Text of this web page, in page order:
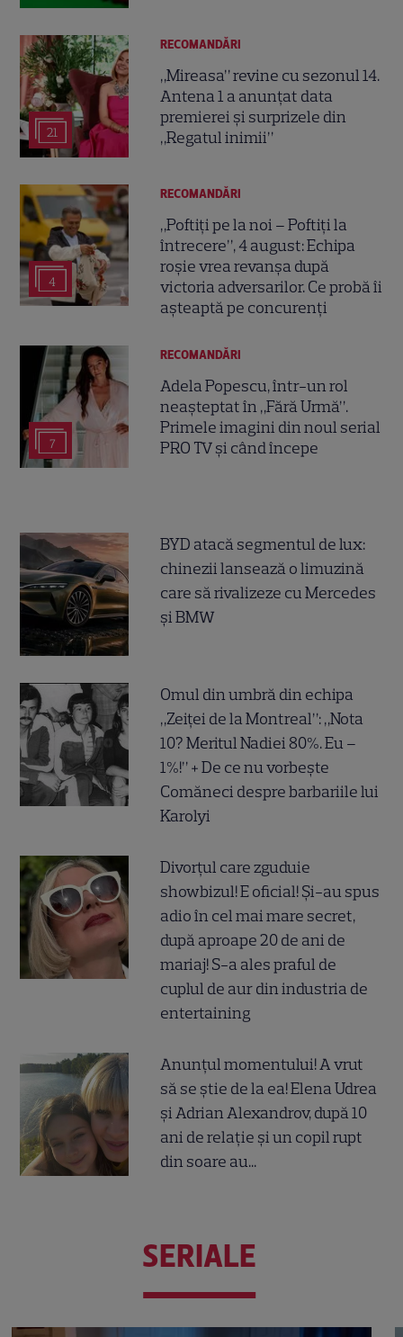
21
RECOMANDĂRI
„Mireasa” revine cu sezonul 14.
Antena 1 a anunțat data
premierei și surprizele din
„Regatul inimii”
4
RECOMANDĂRI
„Poftiți pe la noi – Poftiți la
întrecere”, 4 august: Echipa
roșie vrea revanșa după
victoria adversarilor. Ce probă îi
așteaptă pe concurenți
7
RECOMANDĂRI
Adela Popescu, într-un rol
neașteptat în „Fără Urmă”.
Primele imagini din noul serial
PRO TV și când începe
BYD atacă segmentul de lux:
chinezii lansează o limuzină
care să rivalizeze cu Mercedes
și BMW
Omul din umbră din echipa
„Zeiței de la Montreal”: „Nota
10? Meritul Nadiei 80%. Eu –
1%!” + De ce nu vorbește
Comăneci despre barbariile lui
Karolyi
Divorțul care zguduie
showbizul! E oficial! Și-au spus
adio în cel mai mare secret,
după aproape 20 de ani de
mariaj! S-a ales praful de
cuplul de aur din industria de
entertaining
Anunțul momentului! A vrut
să se știe de la ea! Elena Udrea
și Adrian Alexandrov, după 10
ani de relație și un copil rupt
din soare au...
SERIALE